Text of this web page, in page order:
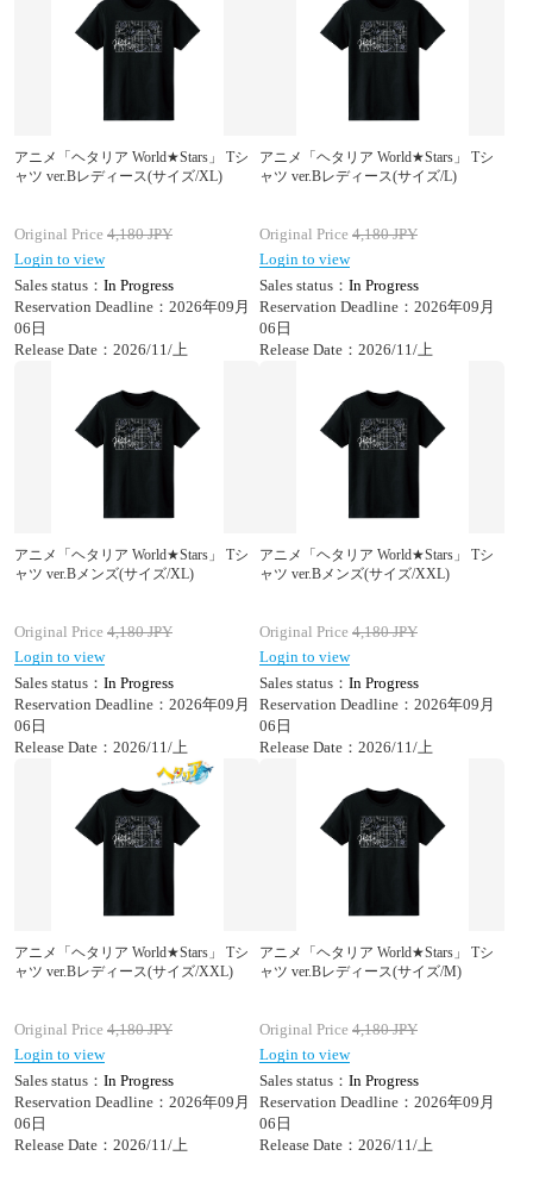
アニメ「ヘタリア World★Stars」 Tシ
ャツ ver.Bレディース(サイズ/XL)
Original Price 4,180JPY
Login to view
Sales status： In Progress
Reservation Deadline：2026年09月
06日
Release Date：2026/11/上
アニメ「ヘタリア World★Stars」 Tシ
ャツ ver.Bレディース(サイズ/L)
Original Price 4,180JPY
Login to view
Sales status： In Progress
Reservation Deadline：2026年09月
06日
Release Date：2026/11/上
アニメ「ヘタリア World★Stars」 Tシ
ャツ ver.Bメンズ(サイズ/XL)
Original Price 4,180JPY
Login to view
Sales status： In Progress
Reservation Deadline：2026年09月
06日
Release Date：2026/11/上
アニメ「ヘタリア World★Stars」 Tシ
ャツ ver.Bメンズ(サイズ/XXL)
Original Price 4,180JPY
Login to view
Sales status： In Progress
Reservation Deadline：2026年09月
06日
Release Date：2026/11/上
アニメ「ヘタリア World★Stars」 Tシ
ャツ ver.Bレディース(サイズ/XXL)
Original Price 4,180JPY
Login to view
Sales status： In Progress
Reservation Deadline：2026年09月
06日
Release Date：2026/11/上
アニメ「ヘタリア World★Stars」 Tシ
ャツ ver.Bレディース(サイズ/M)
Original Price 4,180JPY
Login to view
Sales status： In Progress
Reservation Deadline：2026年09月
06日
Release Date：2026/11/上